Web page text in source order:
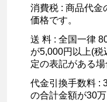
消費税 : 商品代
価格です。
送 料 : 全国一律
が5,000円以上(
定の表記がある場
代金引換手数料 :
の合計金額が30